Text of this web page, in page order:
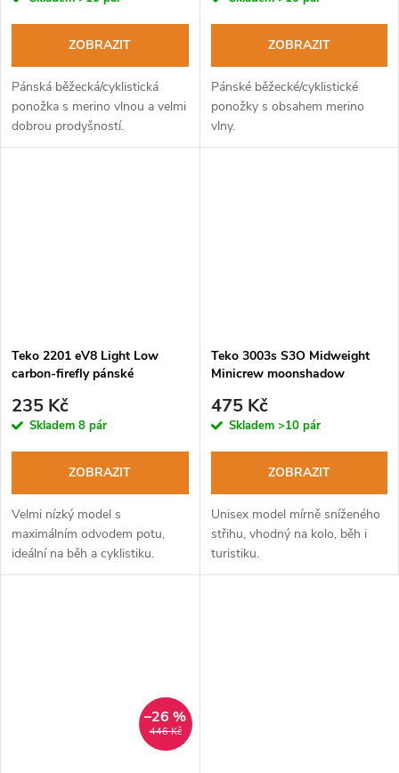
ZOBRAZIT
Pánská běžecká/cyklistická
ponožka s merino vlnou a velmi
dobrou prodyšností.
ZOBRAZIT
Pánské běžecké/cyklistické
ponožky s obsahem merino
vlny.
Teko 2201 eV8 Light Low
carbon-firefly pánské
235 Kč
Skladem 8 pár
ZOBRAZIT
Velmi nízký model s
maximálním odvodem potu,
ideální na běh a cyklistiku.
Teko 3003s S3O Midweight
Minicrew moonshadow
475 Kč
Skladem >10 pár
ZOBRAZIT
Unisex model mírně sníženého
střihu, vhodný na kolo, běh i
turistiku.
446 Kč
–26 %